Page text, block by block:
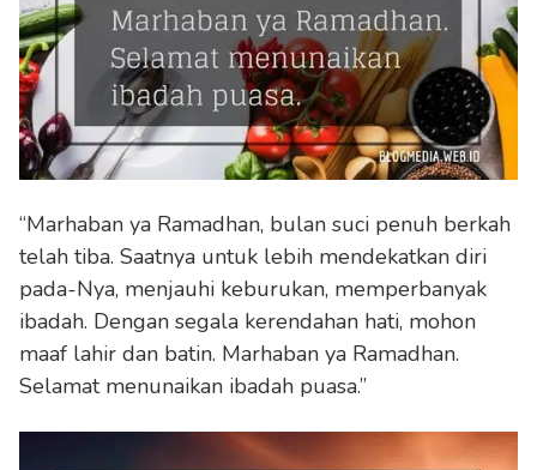
“Marhaban ya Ramadhan, bulan suci penuh berkah
telah tiba. Saatnya untuk lebih mendekatkan diri
pada-Nya, menjauhi keburukan, memperbanyak
ibadah. Dengan segala kerendahan hati, mohon
maaf lahir dan batin. Marhaban ya Ramadhan.
Selamat menunaikan ibadah puasa.”